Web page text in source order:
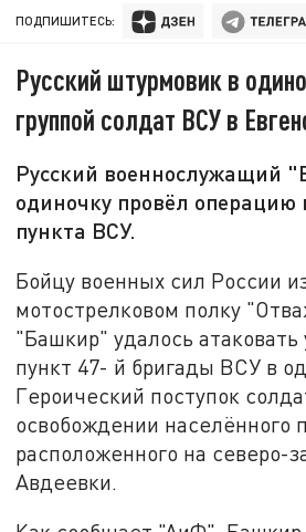
ПОДПИШИТЕСЬ:
Русский штурмовик в
группой солдат ВСУ в
Русский военнослужащий
одиночку провёл операцию
пункта ВСУ.
Бойцу военных сил России
мотострелковом полку
"Башкир" удалось
пункт 47- й бригады ВСУ в
Героический поступок
освобождении населённого
расположенного на северо-
Авдеевки.